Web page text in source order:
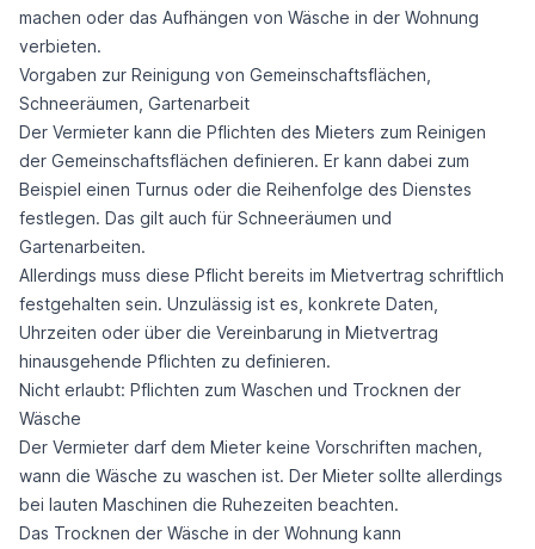
machen oder das Aufhängen von Wäsche in der Wohnung
verbieten.
Vorgaben zur Reinigung von Gemeinschaftsflächen,
Schneeräumen, Gartenarbeit
Der Vermieter kann die Pflichten des Mieters zum Reinigen
der Gemeinschaftsflächen definieren. Er kann dabei zum
Beispiel einen Turnus oder die Reihenfolge des Dienstes
festlegen. Das gilt auch für Schneeräumen und
Gartenarbeiten.
Allerdings muss diese Pflicht bereits im Mietvertrag schriftlich
festgehalten sein. Unzulässig ist es, konkrete Daten,
Uhrzeiten oder über die Vereinbarung in Mietvertrag
hinausgehende Pflichten zu definieren.
Nicht erlaubt: Pflichten zum Waschen und Trocknen der
Wäsche
Der Vermieter darf dem Mieter keine Vorschriften machen,
wann die Wäsche zu waschen ist. Der Mieter sollte allerdings
bei lauten Maschinen die Ruhezeiten beachten.
Das Trocknen der Wäsche in der Wohnung kann